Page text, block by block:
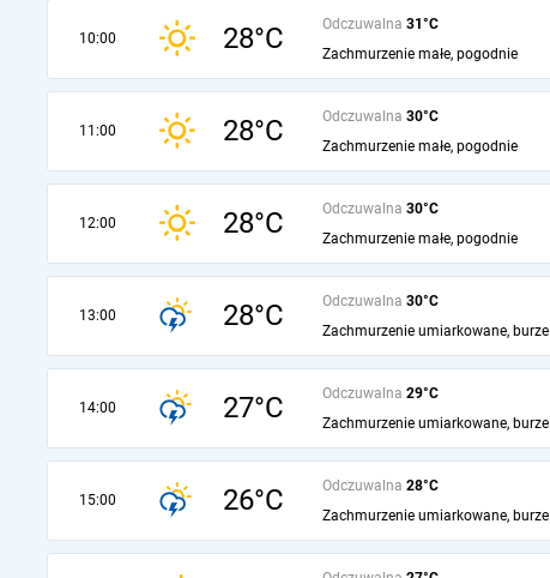
10:00 28°C Odczuwalna 31°C
Zachmurzenie małe, pogodnie
11:00 28°C Odczuwalna 30°C
Zachmurzenie małe, pogodnie
12:00 28°C Odczuwalna 30°C
Zachmurzenie małe, pogodnie
13:00 28°C Odczuwalna 30°C
Zachmurzenie umiarkowane, burze
14:00 27°C Odczuwalna 29°C
Zachmurzenie umiarkowane, burze
15:00 26°C Odczuwalna 28°C
Zachmurzenie umiarkowane, burze